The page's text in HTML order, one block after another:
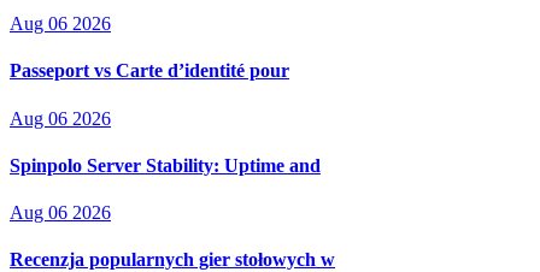
Aug 06 2026
Passeport vs Carte d’identité pour
Aug 06 2026
Spinpolo Server Stability: Uptime and
Aug 06 2026
Recenzja popularnych gier stołowych w